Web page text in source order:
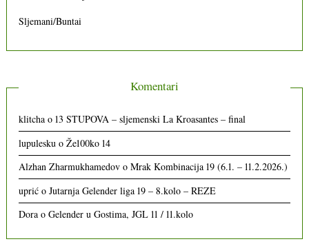
Sljemani/Buntai
Komentari
klitcha o13 STUPOVA – sljemenski La Kroasantes – final
lupulesku oŽe100ko 14
Alzhan Zharmukhamedov oMrak Kombinacija 19 (6.1. – 11.2.2026.)
uprić oJutarnja Gelender liga 19 – 8.kolo – REZE
Dora oGelender u Gostima, JGL 11 / 11.kolo